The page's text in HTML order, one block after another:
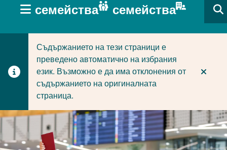
CURRENT SECTION ЗА СЕМЕЙСТВА
CURRENT SECTION ЗА ФИРМИ/ОБЩИНИ
(BÜRGERBEREICH
семейства семейства
Съдържанието на тези страници е
преведено автоматично на избрания
език. Възможно е да има отклонения от
съдържанието на оригиналната
страница.